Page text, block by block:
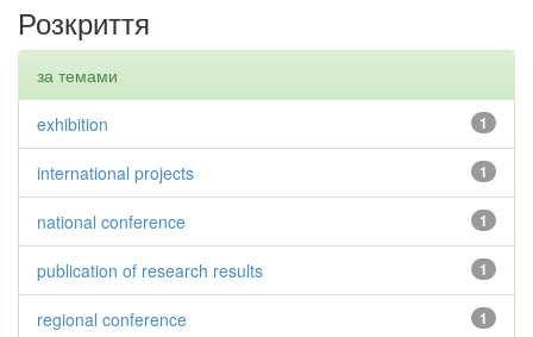
Розкриття
за темами
1
exhibition
1
international projects
1
national conference
1
publication of research results
1
regional conference